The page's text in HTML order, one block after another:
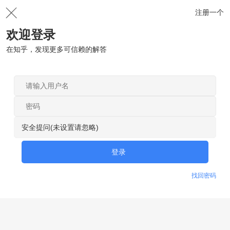
注册一个
欢迎登录
在知乎，发现更多可信赖的解答
安全提问(未设置请忽略)
登录
找回密码